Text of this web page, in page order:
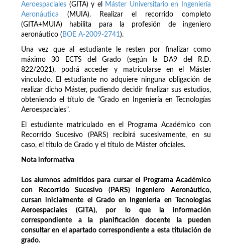
Aeroespaciales (GITA) y el
Máster Universitario en Ingeniería
Aeronáutica (MUIA). Realizar el recorrido completo
(GITA+MUIA) habilita para la profesión de ingeniero
aeronáutico ( BOE A-2009-2741).
Una vez que al estudiante le resten por finalizar como
máximo 30 ECTS del Grado (según la DA9 del R.D.
822/2021), podrá acceder y matricularse en el Máster
vinculado. El estudiante no adquiere ninguna obligación de
realizar dicho Máster, pudiendo decidir finalizar sus estudios,
obteniendo el título de "Grado en Ingeniería en Tecnologías
Aeroespaciales".
El estudiante matriculado en el Programa Académico con
Recorrido Sucesivo (PARS) recibirá sucesivamente, en su
caso, el título de Grado y el título de Máster oficiales.
Nota informativa
Los alumnos admitidos para cursar el Programa Académico
con Recorrido Sucesivo (PARS) Ingeniero Aeronáutico,
cursan inicialmente el Grado en Ingeniería en Tecnologías
Aeroespaciales (GITA), por lo que la información
correspondiente a la planificación docente la pueden
consultar en el apartado correspondiente a esta titulación de
grado.